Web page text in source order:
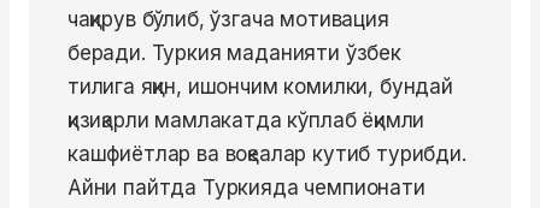
чақирув бўлиб, ўзгача мотивация
беради. Туркия маданияти ўзбек
тилига яқин, ишончим комилки, бундай
қизиқарли мамлакатда кўплаб ёқимли
кашфиётлар ва воқеалар кутиб турибди.
Айни пайтда Туркияда чемпионати